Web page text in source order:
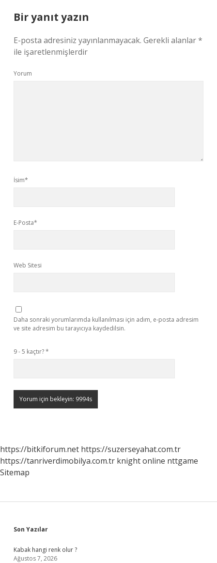
Bir yanıt yazın
E-posta adresiniz yayınlanmayacak. Gerekli alanlar*
ile işaretlenmişlerdir
Yorum
İsim*
E-Posta*
Web Sitesi
Daha sonraki yorumlarımda kullanılması için adım, e-posta adresim
ve site adresim bu tarayıcıya kaydedilsin.
9 - 5 kaçtır?*
https://bitkiforum.net https://suzerseyahat.com.tr
https://tanriverdimobilya.com.tr knight online nttgame
Sitemap
Sidebar
Son Yazılar
Kabak hangi renk olur ?
Ağustos 7, 2026